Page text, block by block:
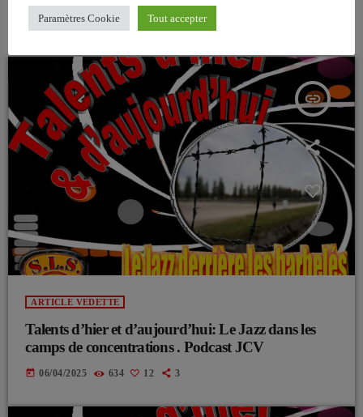
ARTICLES SIMILAIRES
insert_link
ARTICLE VEDETTE
Talents d’hier et d’aujourd’hui: Le Jazz dans les
camps de concentrations . Podcast JCV
today 06/04/2025 634 12 3
Paramètres Cookie Tout accepter